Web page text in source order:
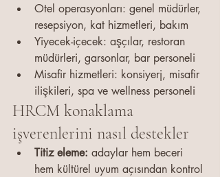
Otel operasyonları: genel müdürler,
resepsiyon, kat hizmetleri, bakım
Yiyecek-içecek: aşçılar, restoran
müdürleri, garsonlar, bar personeli
Misafir hizmetleri: konsiyerj, misafir
ilişkileri, spa ve wellness personeli
HRCM konaklama
işverenlerini nasıl destekler
Titiz eleme: adaylar hem beceri
hem kültürel uyum açısından kontrol